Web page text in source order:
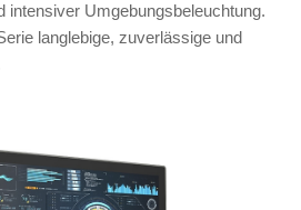
intensiver Umgebungsbeleuchtung.
langlebige, zuverlässige und